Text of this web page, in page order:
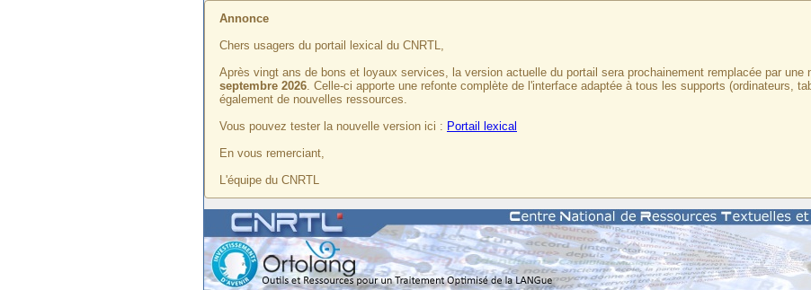
Annonce
Chers usagers du portail lexical du CNRTL,
Après vingt ans de bons et loyaux services, la version actuelle du portail sera prochainement remplacée par une
septembre 2026. Celle-ci apporte une refonte complète de l'interface adaptée à tous les supports (ordinateurs,
également de nouvelles ressources.
Vous pouvez tester la nouvelle version ici : Portail lexical
En vous remerciant,
L'équipe du CNRTL